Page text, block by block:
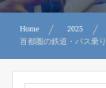
Home 2025
首都圏の鉄道・バス乗